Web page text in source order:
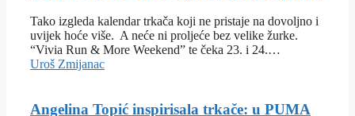
Tako izgleda kalendar trkača koji ne pristaje na dovoljno i
uvijek hoće više. A neće ni proljeće bez velike žurke.
“Vivia Run & More Weekend” te čeka 23. i 24.…
Uroš Zmijanac
Angelina Topić inspirisala trkače: u PUMA